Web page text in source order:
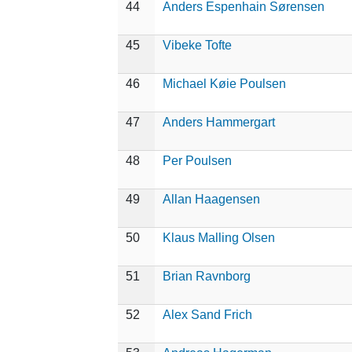
44 Anders Espenhain Sørensen
45 Vibeke Tofte
46 Michael Køie Poulsen
47 Anders Hammergart
48 Per Poulsen
49 Allan Haagensen
50 Klaus Malling Olsen
51 Brian Ravnborg
52 Alex Sand Frich